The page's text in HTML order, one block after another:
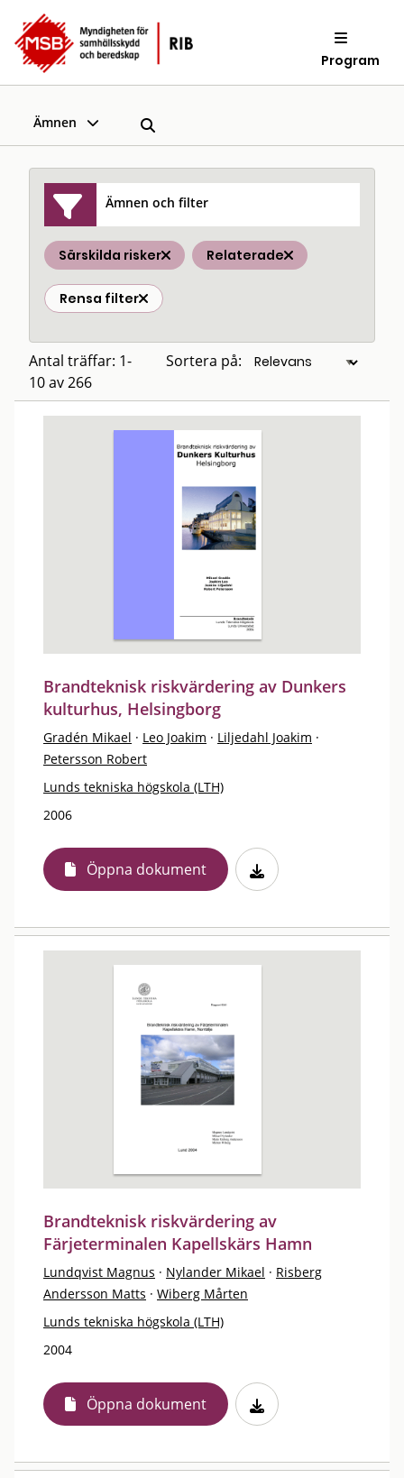
Program
Ämnen
Ämnen och filter
Särskilda risker Relaterade
Rensa filter
Antal träffar: 1-
10 av 266
Sortera på:
Brandteknisk riskvärdering av Dunkers
kulturhus, Helsingborg
Gradén Mikael · Leo Joakim · Liljedahl Joakim ·
Petersson Robert
Lunds tekniska högskola (LTH)
2006
Öppna dokument
Brandteknisk riskvärdering av
Färjeterminalen Kapellskärs Hamn
Lundqvist Magnus · Nylander Mikael · Risberg
Andersson Matts · Wiberg Mårten
Lunds tekniska högskola (LTH)
2004
Öppna dokument